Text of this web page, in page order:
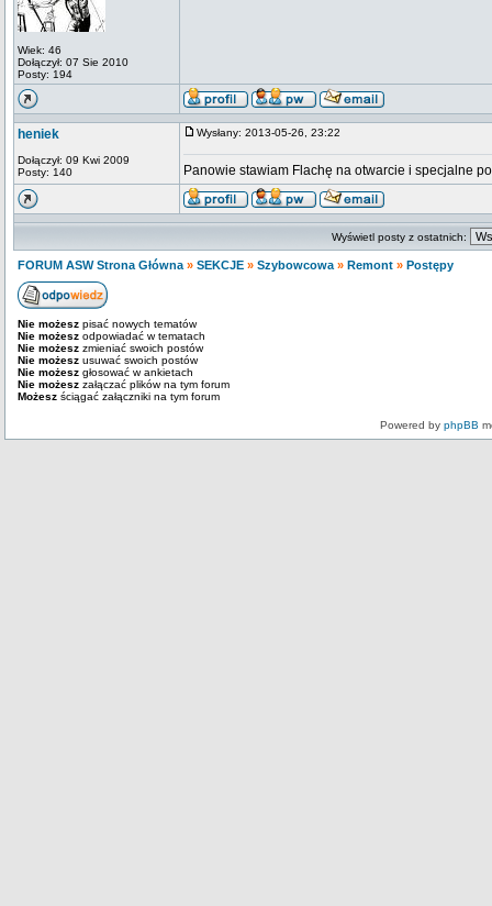
Wiek: 46
Dołączył: 07 Sie 2010
Posty: 194
heniek
Dołączył: 09 Kwi 2009
Posty: 140
Wysłany: 2013-05-26, 23:22
Panowie stawiam Flachę na otwarcie i specjalne
Wyświetl posty z ostatnich:
FORUM ASW Strona Główna » SEKCJE » Szybowcowa » Remont » Postępy
Nie możesz pisać nowych tematów
Nie możesz odpowiadać w tematach
Nie możesz zmieniać swoich postów
Nie możesz usuwać swoich postów
Nie możesz głosować w ankietach
Nie możesz załączać plików na tym forum
Możesz ściągać załączniki na tym forum
Powered by phpBB